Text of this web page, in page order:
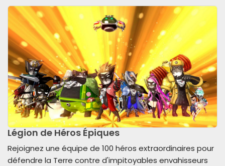
Légion de Héros Épiques
Rejoignez une équipe de 100 héros extraordinaires pour
défendre la Terre contre d'impitoyables envahisseurs